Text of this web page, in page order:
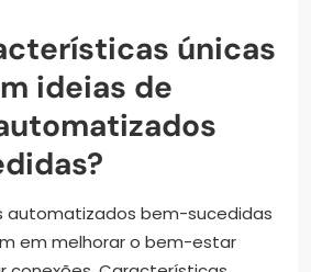
únicas
ideias de
automatizados bem-sucedidas
em melhorar o bem-estar